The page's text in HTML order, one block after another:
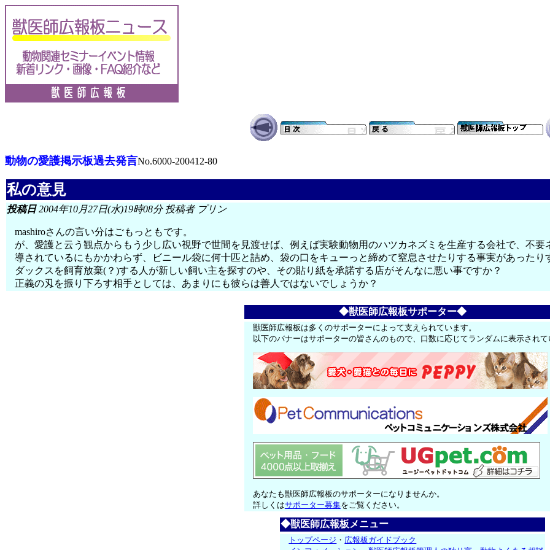
動物の愛護掲示板過去発言No.6000-200412-80
私の意見
投稿日2004年10月27日(水)19時08分 投稿者 プリン
mashiroさんの言い分はごもっともです。
が、愛護と云う観点からもう少し広い視野で世間を見渡せば、例えば実験動物用のハツカネズミを生産する会社で、不
導されているにもかかわらず、ビニール袋に何十匹と詰め、袋の口をキューっと締めて窒息させたりする事実があったり
ダックスを飼育放棄(？)する人が新しい飼い主を探すのや、その貼り紙を承諾する店がそんなに悪い事ですか？
正義の刄を振り下ろす相手としては、あまりにも彼らは善人ではないでしょうか？
◆獣医師広報板サポーター◆
獣医師広報板は多くのサポーターによって支えられています。
以下のバナーはサポーターの皆さんのもので、口数に応じてランダムに表示され
あなたも獣医師広報板のサポーターになりませんか。
詳しくはサポーター募集をご覧ください。
◆獣医師広報板メニュー
トップページ ・ 広報板ガイドブック